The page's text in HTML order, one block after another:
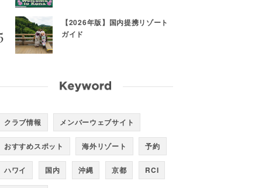
【2026年版】国内提携リゾート
ガイド
クラブ情報 メンバーウェブサイト
おすすめスポット 海外リゾート 予約
ハワイ 国内 沖縄 京都 RCI